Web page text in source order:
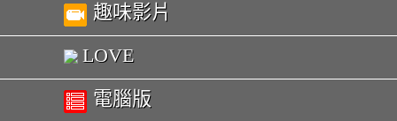
趣味影片
LOVE
電腦版